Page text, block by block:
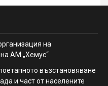
на
АМ „Хемус“
възстановяване
и част от населените